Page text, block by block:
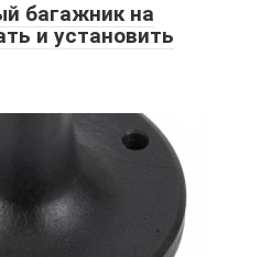
багажник на
и установить